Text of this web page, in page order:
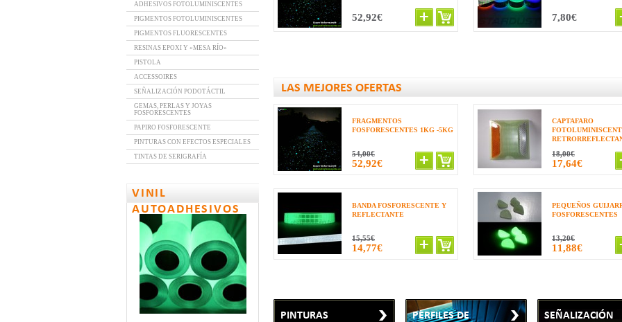
ADHESIVOS FOTOLUMINISCENTES
PIGMENTOS FOTOLUMINISCENTES
PIGMENTOS FLUORESCENTES
RESINAS EPOXI Y «MESA RÍO»
PISTOLA
ACCESSOIRES
SEÑALIZACIÓN PODOTÁCTIL
GEMAS, PERLAS Y JOYAS
FOSFORESCENTES
PAPIRO FOSFORESCENTE
PINTURAS CON EFECTOS ESPECIALES
TINTAS DE SERIGRAFÍA
VINIL
AUTOADHESIVOS
52,92€ 7,80€
LAS MEJORES OFERTAS
FRAGMENTOS
FOSFORESCENTES 1KG -5KG
54,00€
52,92€
CAPTAFARO
18,00€
17,64€
BANDA FOSFORESCENTE Y
REFLECTANTE
15,55€
14,77€
PEQUEÑOS
FOSFORESCENTES
13,20€
11,88€
PINTURAS
PERFILES DE
SEÑALIZACIÓN